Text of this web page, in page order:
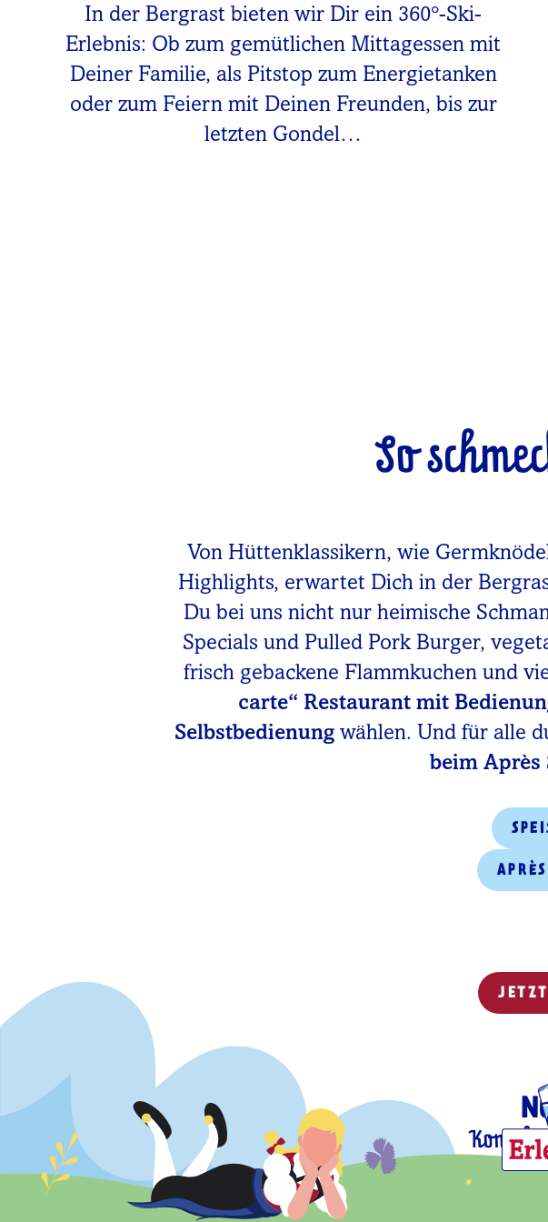
In der Bergrast bieten wir Dir ein 360°-Ski-
Erlebnis: Ob zum gemütlichen Mittagessen mit
Deiner Familie, als Pitstop zum Energietanken
oder zum Feiern mit Deinen Freunden, bis zur
letzten Gondel…
So
Von Hüttenklassikern, wie
Highlights, erwartet Dich in der
Du bei uns nicht nur heimische
Specials und Pulled Pork Burger,
frisch gebackene Flammkuchen und
carte“ Restaurant mit
Selbstbedienungwählen. Und für alle
beim Après